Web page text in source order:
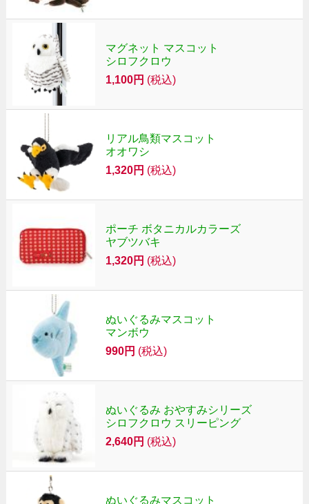
マグネット マスコット
シロフクロウ
1,100円 (税込)
リアル鳥類マスコット
オオワシ
1,320円 (税込)
ポーチ ボタニカルカラーズ
ヤブツバキ
1,320円 (税込)
ぬいぐるみマスコット
マンボウ
990円 (税込)
ぬいぐるみ おやすみシリーズ
シロフクロウ スリーピング
2,640円 (税込)
ぬいぐるみマスコット